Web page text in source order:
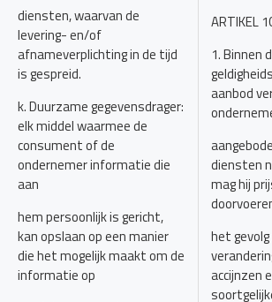
diensten, waarvan de
levering- en/of
afnameverplichting in de tijd
is gespreid.
k. Duurzame gegevensdrager:
elk middel waarmee de
consument of de
ondernemer informatie die
aan
hem persoonlijk is gericht,
kan opslaan op een manier
die het mogelijk maakt om de
informatie op
ARTIKEL
1. Binnen
aanbod
diensten
mag hij
het
accijnzen